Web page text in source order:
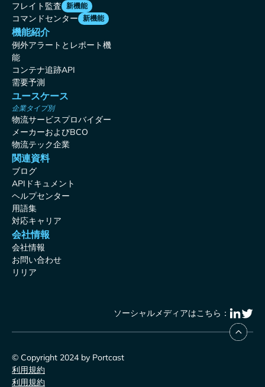
フレイト監査 新機能
コマンドセンター 新機能
機能紹介
例外アラートとレポート機
能
コンテナ追跡API
需要予測
ユースケース
企業タイプ別
物流サービスプロバイダー
メーカーおよびBCO
物流テック企業
関連資料
ブログ
APIドキュメント
ヘルプセンター
用語集
対応キャリア
会社情報
会社情報
お問い合わせ
リリア
ソーシャルメディアはこちら：
© Copyright 2024 by Portcast
利用規約
利用規約